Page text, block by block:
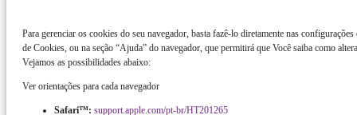
Para gerenciar os cookies do seu navegador, basta fazê-lo diretamente nas configurações
de Cookies, ou na seção “Ajuda” do navegador, que permitirá que Você saiba como
Vejamos as possibilidades abaixo:
Ver orientações para cada navegador
Safari™: support.apple.com/pt-br/HT201265